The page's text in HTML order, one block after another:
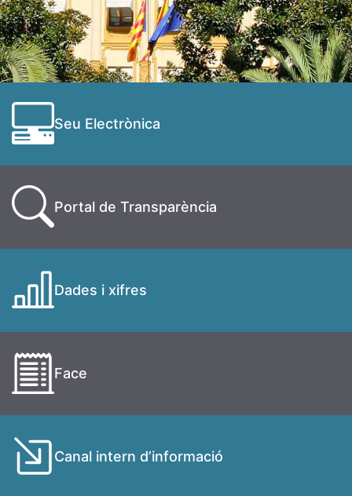
Seu Electrònica
Portal de Transparència
Dades i xifres
Face
Canal intern d’informació